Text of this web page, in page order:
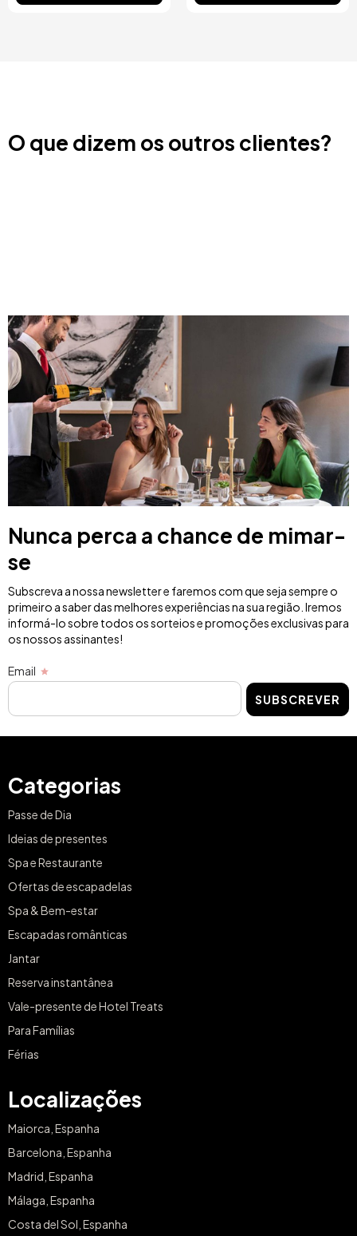
O que dizem os outros clientes?
Nunca perca a chance de mimar-
se
Subscreva a nossa newsletter e faremos com que seja sempre o
primeiro a saber das melhores experiências na sua região. Iremos
informá-lo sobre todos os sorteios e promoções exclusivas para
os nossos assinantes!
Email
SUBSCREVER
Categorias
Passe de Dia
Ideias de presentes
Spa e Restaurante
Ofertas de escapadelas
Spa & Bem-estar
Escapadas românticas
Jantar
Reserva instantânea
Vale-presente de Hotel Treats
Para Famílias
Férias
Localizações
Maiorca, Espanha
Barcelona, Espanha
Madrid, Espanha
Málaga, Espanha
Costa del Sol, Espanha